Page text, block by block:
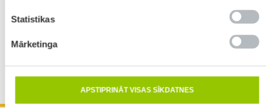
Statistikas
Mārketinga
APSTIPRINĀT VISAS SĪKDATNES
Leaflet| Map data ©OpenStreetMapcontributors,CC-BY-SA, Imagery ©Mapbox